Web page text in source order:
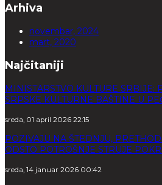
Arhiva
novembar, 2024
mart, 2020
Najčitaniji
MINISTARSTVO KULTURE SRBIJE:
SRPSKE KULTURNE BAŠTINE U
sreda, 01 april 2026 22:15
POZIVAJU NA ŠTEDNJU,
ODSTO POTROŠNJE STRUJE
sreda, 14 januar 2026 00:42